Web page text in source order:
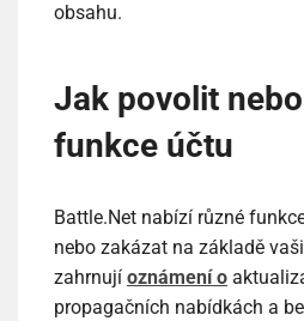
obsahu.
Jak povolit
funkce účtu
Battle.Net nabízí různé
nebo zakázat na základě
zahrnují oznámení o
propagačních nabídkách a